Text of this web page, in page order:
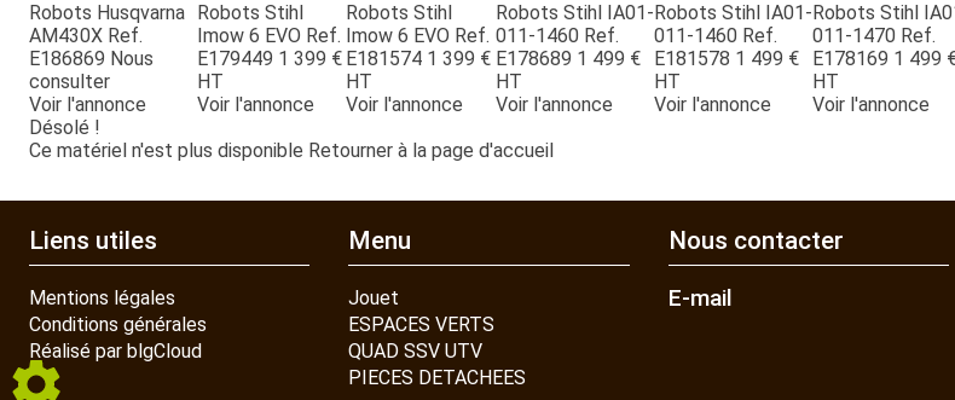
Robots Husqvarna
AM430X Ref.
E186869 Nous
consulter
Voir l'annonce
Robots Stihl
Imow 6 EVO Ref.
E179449 1 399 €
HT
Voir l'annonce
Robots Stihl
Imow 6 EVO Ref.
E181574 1 399 €
HT
Voir l'annonce
Robots Stihl IA01-
011-1460 Ref.
E178689 1 499 €
HT
Voir l'annonce
Robots Stihl IA01-
011-1460 Ref.
E181578 1 499 €
HT
Voir l'annonce
Robots Stihl
011-1470 Ref.
E178169 1 499
HT
Voir l'annonce
Désolé !
Ce matériel n'est plus disponible Retourner à la page d'accueil
Liens utiles
Mentions légales
Conditions générales
Réalisé par blgCloud
Menu
Jouet
ESPACES VERTS
QUAD SSV UTV
PIECES DETACHEES
Nous contacter
E-mail